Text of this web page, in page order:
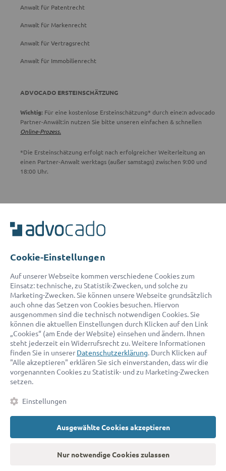
Anwalt für Patentrecht
Anwalt für Markenrecht
Anwalt für Vertragsrecht
Anwalt für Immobilienrecht
ADVOCADO ERSTEINSCHÄTZUNG
Wichtig: Für eine kostenlose Ersteinschätzung* durch eine:n advocado
Partner-Anwält:in nutzen Sie bitte unseren einfachen & schnellen
Online-Prozess.
*Die Ersteinschätzung erfolgt nach erfolgreicher Weiterleitung an
einen Partner-Anwalt werktags (außer samstags) zwischen 9:00 und
18:00 Uhr.
Unser Serviceteam ist von 8:00 bis 17:00 Uhr für Sie erreichbar.
E-Mail:
service@advocado.com
© 2026 advocado - einfach online den passenden Rechtsanwalt finden
Auszeichnungen:
KontaktDatenschutzImpressumFaktenAGB
CookiesBarrierefreiheitserklärung
Cookie-Einstellungen
Auf unserer Webseite kommen verschiedene Cookies zum
Einsatz: technische, zu Statistik-Zwecken, und solche zu
Marketing-Zwecken. Sie können unsere Webseite grundsätzlich
auch ohne das Setzen von Cookies besuchen. Hiervon
ausgenommen sind die technisch notwendigen Cookies. Sie
können die aktuellen Einstellungen durch Klicken auf den Link
„Cookies“ (am Ende der Website) einsehen und ändern. Ihnen
steht jederzeit ein Widerrufsrecht zu. Weitere Informationen
finden Sie in unserer Datenschutzerklärung. Durch Klicken auf
"Alle akzeptieren" erklären Sie sich einverstanden, dass wir die
vorgenannten Cookies zu Statistik- und zu Marketing-Zwecken
setzen.
Einstellungen
Ausgewählte Cookies akzeptieren
Nur notwendige Cookies zulassen